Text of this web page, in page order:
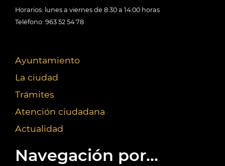
Horarios: lunes a viernes de 8:30 a 14:00 horas
Teléfono: 963 52 54 78
Ayuntamiento
La ciudad
Trámites
Atención ciudadana
Actualidad
Navegación por...